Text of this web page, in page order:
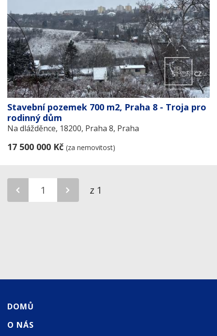
Stavební pozemek 700 m2, Praha 8 - Troja pro
rodinný dům
Na dlážděnce, 18200, Praha 8, Praha
17 500 000 Kč (za nemovitost)
z 1
DOMŮ
O NÁS